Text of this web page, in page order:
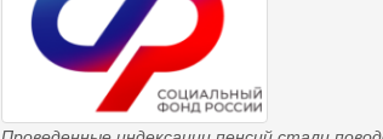
2026-
2027